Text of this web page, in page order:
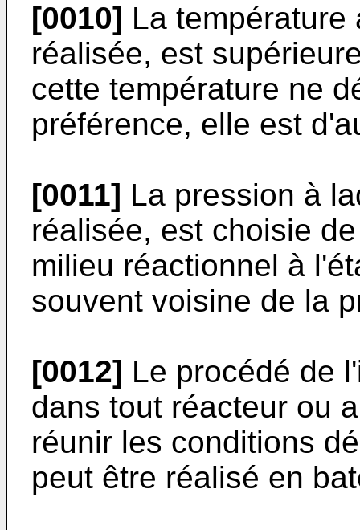
[0010] La
réalisée, est
cette température ne
préférence, elle est
[0011] La pression à
réalisée, est choisie
milieu réactionnel à
souvent voisine de la
[0012] Le procédé de
dans tout réacteur ou
réunir les conditions
peut être réalisé en